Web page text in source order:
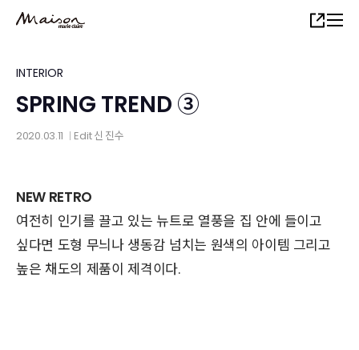
content
Share
INTERIOR
SPRING TREND ③
2020.03.11 Edit신 진수
NEW RETRO
여전히 인기를 끌고 있는 뉴트로 열풍을 집 안에 들이고
싶다면 도형 무늬나 생동감 넘치는 원색의 아이템 그리고
높은 채도의 제품이 제격이다.